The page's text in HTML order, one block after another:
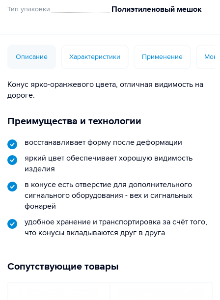
Тип упаковки Полиэтиленовый мешок
Описание Характеристики Применение
Конус ярко-оранжевого цвета, отличная видимость на
дороге.
Преимущества и технологии
восстанавливает форму после деформации
яркий цвет обеспечивает хорошую видимость
изделия
в конусе есть отверстие для дополнительного
сигнального оборудования - вех и сигнальных
фонарей
удобное хранение и транспортировка за счёт того,
что конусы вкладываются друг в друга
Сопутствующие товары